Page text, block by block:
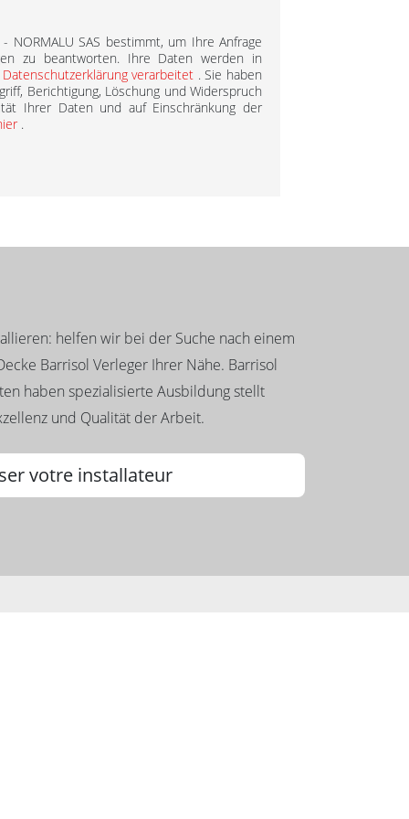
NORMALU SAS bestimmt, um Ihre Anfrage
zu beantworten. Ihre Daten werden in
Datenschutzerklärung verarbeitet . Sie haben
Berichtigung, Löschung und Widerspruch
Ihrer Daten und auf Einschränkung der
.
helfen wir bei der Suche nach einem
Barrisol Verleger Ihrer Nähe. Barrisol
haben spezialisierte Ausbildung stellt
und Qualität der Arbeit.
votre installateur